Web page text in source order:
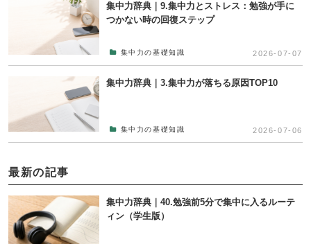
集中力辞典｜9.集中力とストレス：勉強が手に
つかない時の回復ステップ
集中力の基礎知識 2026-07-07
集中力辞典｜3.集中力が落ちる原因TOP10
集中力の基礎知識 2026-07-06
最新の記事
集中力辞典｜40.勉強前5分で集中に入るルーテ
ィン（学生版）